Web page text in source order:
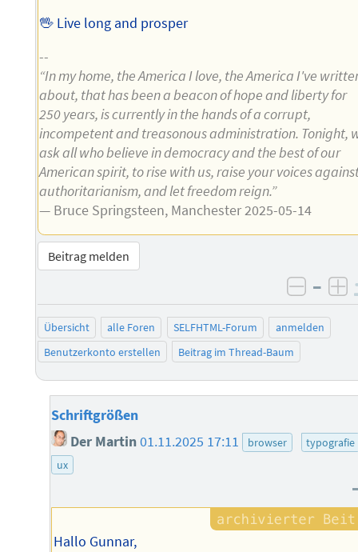
🖖 Live long and prosper
--
“In my home, the America I love, the America I've
about, that has been a beacon of hope and liberty for
250 years, is currently in the hands of a corrupt,
incompetent and treasonous administration. Tonight,
ask all who believe in democracy and the best of our
American spirit, to rise with us, raise your voices
authoritarianism, and let freedom reign.”
— Bruce Springsteen, Manchester 2025-05-14
Beitrag melden
–
Übersicht alle Foren SELFHTML-Forum
anmelden
Benutzerkonto erstellen
Beitrag im Thread-Baum
Schriftgrößen
Der Martin01.11.2025 17:11 browser
typografie
ux
Hallo Gunnar,